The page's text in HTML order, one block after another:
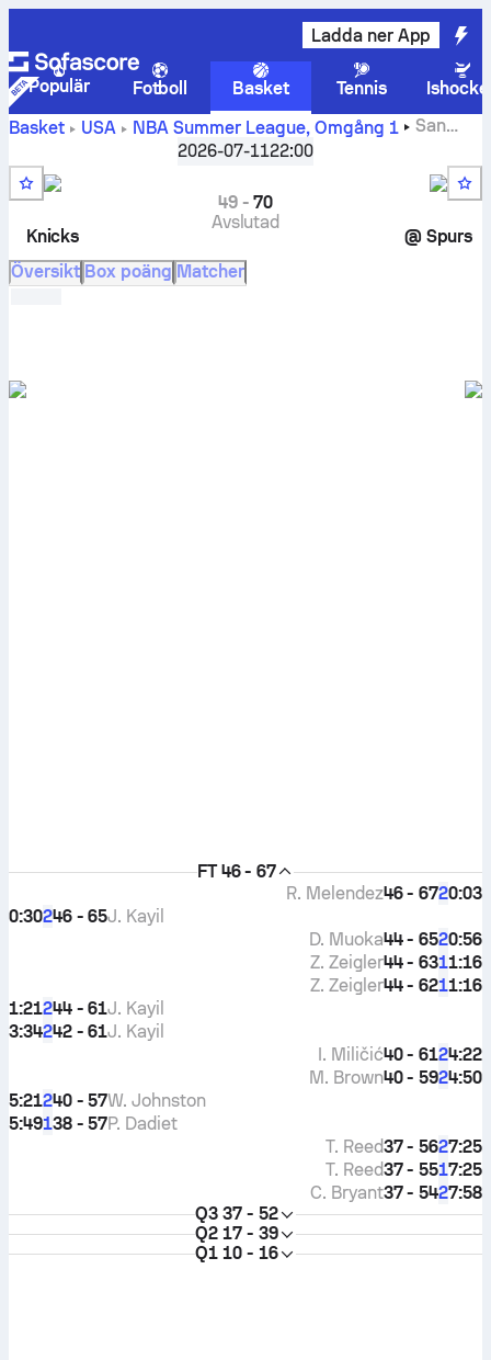
Ladda ner App
Populär Fotboll Basket Tennis
Basket
USA NBA Summer League, Omgång 1
San
Antonio Spurs vs NY Knicks liveresultat, inbördes möten,
spelschema, tippade resultat och statistik
2026-07-1122:00
Knicks
49-70
Avslutad
@ Spurs
Översikt Box poäng Matcher
FT 46 - 67
0:03
2
46 - 67
R. Melendez
0:30246 - 65J. Kayil
0:56
2
44 - 65
D. Muoka
1:16
1
44 - 63
Z. Zeigler
1:16
1
44 - 62
Z. Zeigler
1:21244 - 61J. Kayil
3:34242 - 61J. Kayil
4:22
2
40 - 61
I. Miličić
4:50
2
40 - 59
M. Brown
5:21240 - 57W. Johnston
5:49138 - 57P. Dadiet
7:25
2
37 - 56
T. Reed
7:25
1
37 - 55
T. Reed
7:58
2
37 - 54
C. Bryant
Q3 37 - 52
Q2 17 - 39
Q1 10 - 16